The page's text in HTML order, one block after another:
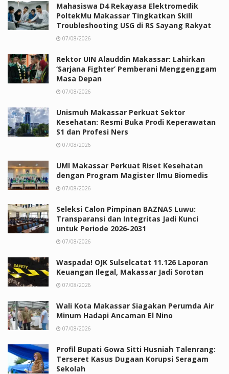
Mahasiswa D4 Rekayasa Elektromedik
PoltekMu Makassar Tingkatkan Skill
Troubleshooting USG di RS Sayang Rakyat
07/08/2026
Rektor UIN Alauddin Makassar: Lahirkan
‘Sarjana Fighter’ Pemberani Menggenggam
Masa Depan
07/08/2026
Unismuh Makassar Perkuat Sektor
Kesehatan: Resmi Buka Prodi Keperawatan
S1 dan Profesi Ners
07/08/2026
UMI Makassar Perkuat Riset Kesehatan
dengan Program Magister Ilmu Biomedis
07/08/2026
Seleksi Calon Pimpinan BAZNAS Luwu:
Transparansi dan Integritas Jadi Kunci
untuk Periode 2026-2031
07/08/2026
Waspada! OJK Sulselcatat 11.126 Laporan
Keuangan Ilegal, Makassar Jadi Sorotan
07/08/2026
Wali Kota Makassar Siagakan Perumda Air
Minum Hadapi Ancaman El Nino
07/08/2026
Profil Bupati Gowa Sitti Husniah Talenrang:
Terseret Kasus Dugaan Korupsi Seragam
Sekolah